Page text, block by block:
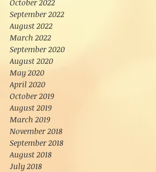
October 2022
September 2022
August 2022
March 2022
September 2020
August 2020
May 2020
April 2020
October 2019
August 2019
March 2019
November 2018
September 2018
August 2018
July 2018